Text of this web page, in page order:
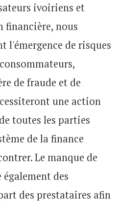
ivoiriens et
nous
l'émergence de risques
de fraude et de
une action
toutes les parties
de la finance
Le manque de
des
des prestataires afin